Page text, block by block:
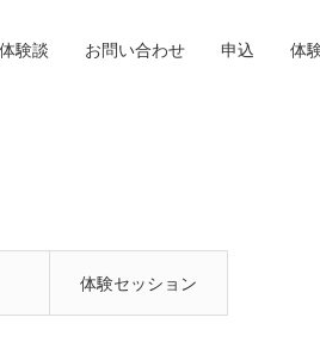
体験セッション
験談 お問い合わせ 申込 体